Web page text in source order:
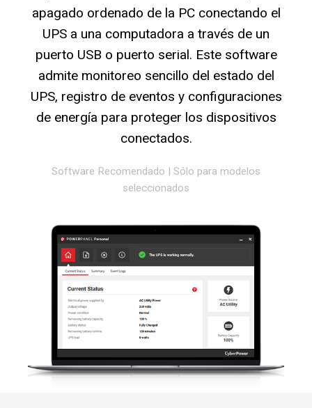
apagado ordenado de la PC conectando el
UPS a una computadora a través de un
puerto USB o puerto serial. Este software
admite monitoreo sencillo del estado del
UPS, registro de eventos y configuraciones
de energía para proteger los dispositivos
conectados.
Software Recomendado | Sólo para modelos
seleccionados